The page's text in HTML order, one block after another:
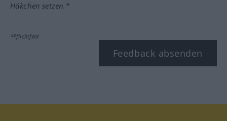
Häkchen setzen.*
*Pflichtfeld
Feedback absenden